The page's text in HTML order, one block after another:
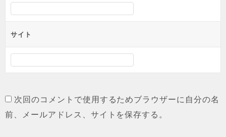
サイト
次回のコメントで使用するためブラウザーに自分の名
前、メールアドレス、サイトを保存する。